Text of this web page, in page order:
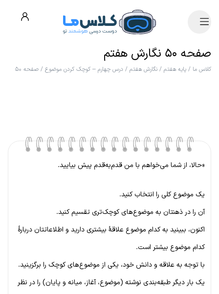
صفحه ۵۰ نگارش هفتم
کلاس ما / پایه هفتم / نگارش هفتم / درس چهارم – کوچک کردن موضوع / صفحه ۵۰
«حالا، از شما می‌خواهم با من قدم‌به‌قدم پیش بیایید.
یک موضوع کلی را انتخاب کنید.
آن را در ذهنتان به موضوع‌های کوچک‌تری تقسیم کنید.
اکنون، ببینید به کدام موضوع علاقهٔ بیشتری دارید و اطلاعاتتان دربارهٔ
کدام موضوع بیشتر است.
با توجه به علاقه و دانش خود، یکی از موضوع‌های کوچک را برگزینید.
یک بار دیگر طبقه‌بندی نوشته (موضوع، آغاز، میانه و پایان) را در نظر